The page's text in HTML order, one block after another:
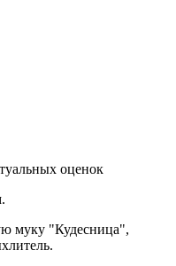
оценок
муку "Кудесница",